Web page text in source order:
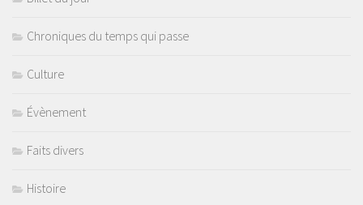
Chroniques du temps qui passe
Culture
Évènement
Faits divers
Histoire